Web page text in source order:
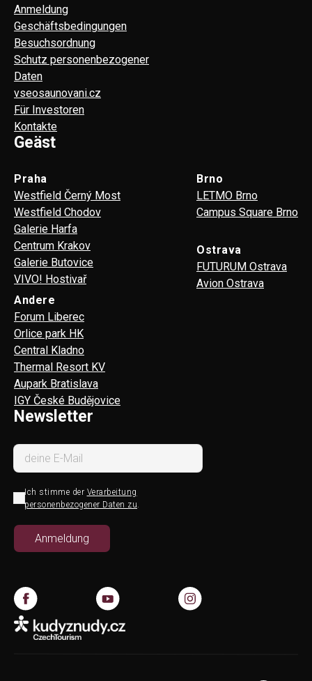
Anmeldung
Geschäftsbedingungen
Besuchsordnung
Schutz personenbezogener
Daten
vseosaunovani.cz
Für Investoren
Kontakte
Geäst
Praha
Westfield Černý Most
Westfield Chodov
Galerie Harfa
Centrum Krakov
Galerie Butovice
VIVO! Hostivař
Brno
LETMO Brno
Campus Square Brno
Ostrava
FUTURUM Ostrava
Avion Ostrava
Andere
Forum Liberec
Orlice park HK
Central Kladno
Thermal Resort KV
Aupark Bratislava
IGY České Budějovice
Newsletter
Ich stimme der Verarbeitung
personenbezogener Daten zu.